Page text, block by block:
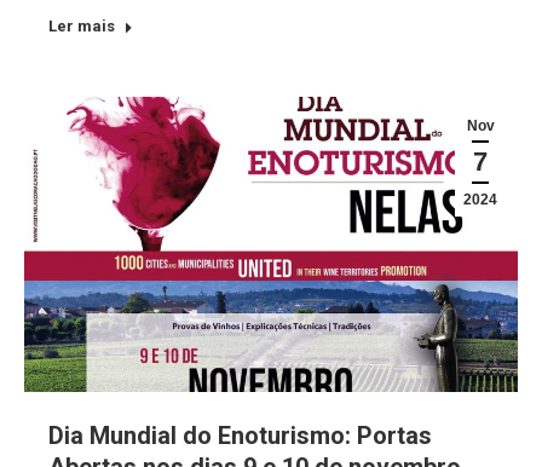
Ler mais
Nov
7
2024
Dia Mundial do Enoturismo: Portas